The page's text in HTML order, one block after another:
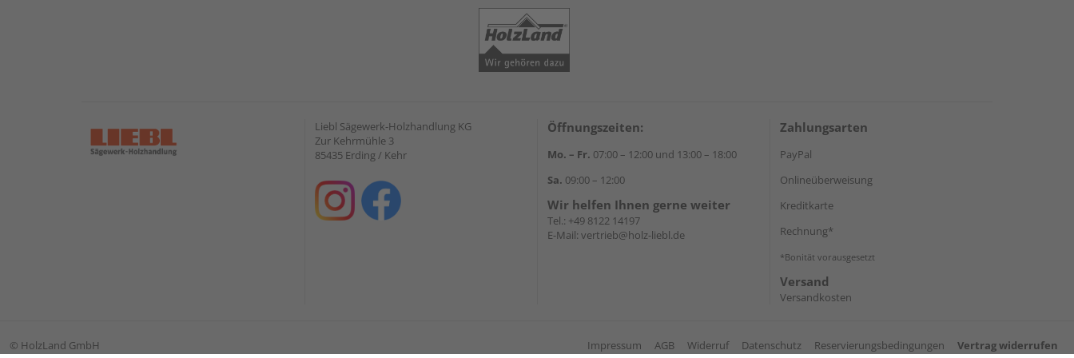
Liebl Sägewerk-Holzhandlung KG
Zur Kehrmühle 3
85435 Erding / Kehr
Öffnungszeiten:
Mo. – Fr. 07:00 – 12:00 und 13:00 – 18:00
Sa. 09:00 – 12:00
Wir helfen Ihnen gerne weiter
Tel.: +49 8122 14197
E-Mail: vertrieb@holz-liebl.de
Zahlungsarten
PayPal
Onlineüberweisung
Kreditkarte
Rechnung*
*Bonität vorausgesetzt
Versand
Versandkosten
© HolzLand GmbH Impressum AGB Widerruf Datenschutz Reservierungsbedingungen Vertrag widerrufen